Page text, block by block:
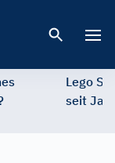
Lego
seit